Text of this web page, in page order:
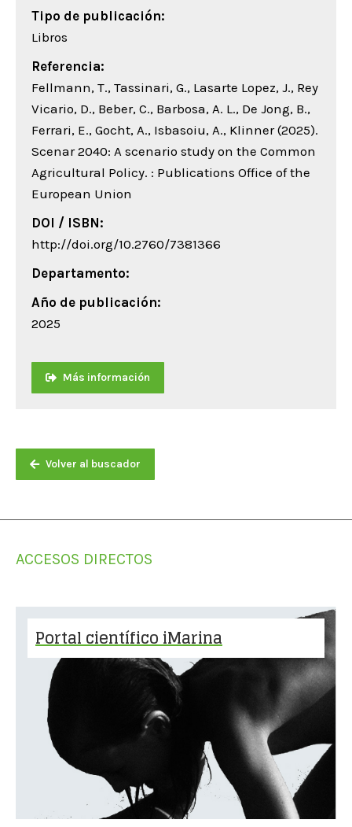
Tipo de publicación:
Libros
Referencia:
Fellmann, T., Tassinari, G., Lasarte Lopez, J., Rey
Vicario, D., Beber, C., Barbosa, A. L., De Jong, B.,
Ferrari, E., Gocht, A., Isbasoiu, A., Klinner (2025).
Scenar 2040: A scenario study on the Common
Agricultural Policy. : Publications Office of the
European Union
DOI / ISBN:
http://doi.org/10.2760/7381366
Departamento:
Año de publicación:
2025
Más información
Volver al buscador
ACCESOS DIRECTOS
Portal científico iMarina